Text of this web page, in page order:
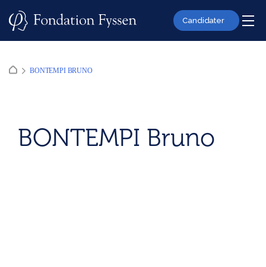
Candidater
BONTEMPI BRUNO
BONTEMPI Bruno